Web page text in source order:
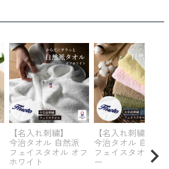
【名入れ刺繍】
今治タオル 自然派
フェイスタオル オフ
ホワイト
【名入れ刺繍】
今治タオル 自然派
フェイスタオル カ
ー